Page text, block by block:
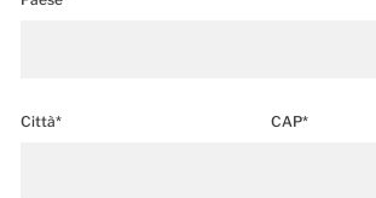
Città* CAP*